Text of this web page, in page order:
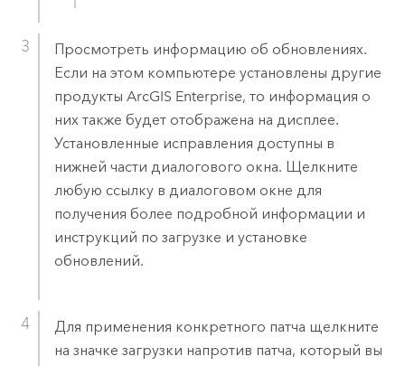
Просмотреть информацию об обновлениях.
Если на этом компьютере установлены другие
продукты ArcGIS Enterprise, то информация о
них также будет отображена на дисплее.
Установленные исправления доступны в
нижней части диалогового окна. Щелкните
любую ссылку в диалоговом окне для
получения более подробной информации и
инструкций по загрузке и установке
обновлений.
Для применения конкретного патча щелкните
на значке загрузки напротив патча, который вы